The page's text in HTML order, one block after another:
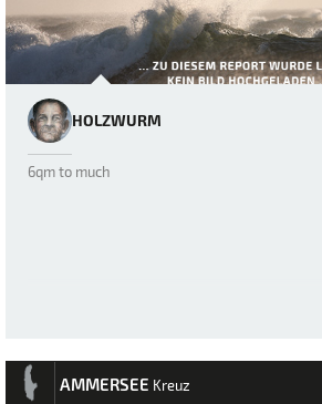
HOLZWURM
6qm to much
AMMERSEE Kreuz